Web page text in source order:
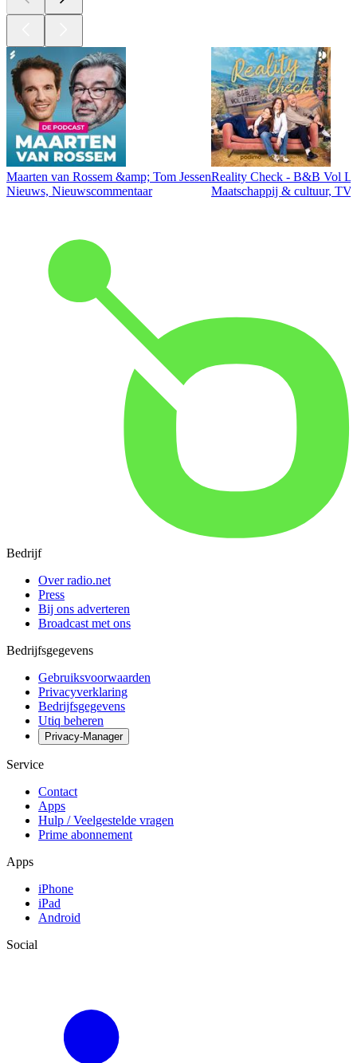
Maarten van Rossem &amp; Tom Jessen
Nieuws, Nieuwscommentaar
Reality Check - B&B Vol
Maatschappij & cultuur,
Bedrijf
Over radio.net
Press
Bij ons adverteren
Broadcast met ons
Bedrijfsgegevens
Gebruiksvoorwaarden
Privacyverklaring
Bedrijfsgegevens
Utiq beheren
Privacy-Manager
Service
Contact
Apps
Hulp / Veelgestelde vragen
Prime abonnement
Apps
iPhone
iPad
Android
Social